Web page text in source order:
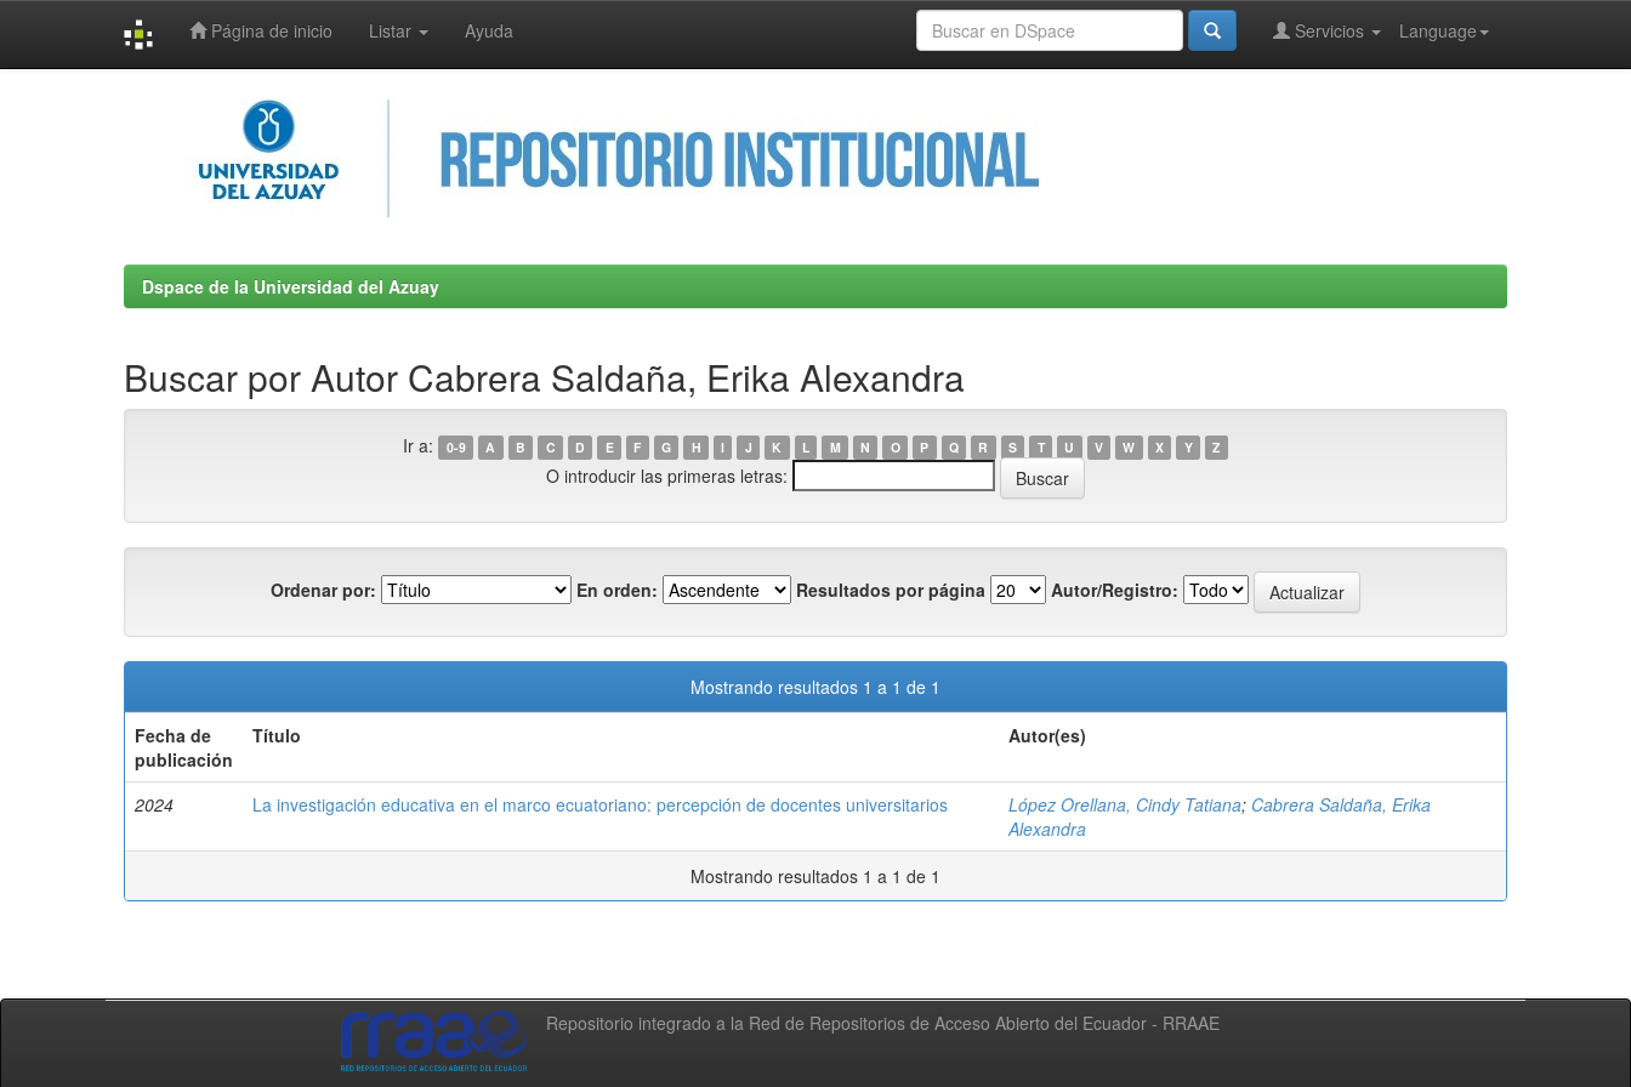
Página de inicio Listar Ayuda Language
Servicios
Dspace de la Universidad del Azuay
Buscar por Autor Cabrera Saldaña, Erika Alexandra
Ir a: 0-9 A B C D E F G H I J K L M N O P Q R S T U V W X Y Z
O introducir las primeras letras:
Ordenar por: En orden: Resultados por página Autor/Registro:
Mostrando resultados 1 a 1 de 1
Fecha de
publicación
Título Autor(es)
2024 La investigación educativa en el marco ecuatoriano: percepción de docentes universitarios López Orellana, Cindy Tatiana; Cabrera Saldaña, Erika
Alexandra
Mostrando resultados 1 a 1 de 1
Repositorio integrado a la Red de Repositorios de Acceso Abierto del Ecuador - RRAAE